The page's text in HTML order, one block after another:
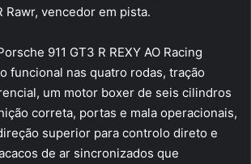
Rawr, vencedor em pista.
911 GT3 R REXY AO Racing
funcional nas quatro rodas, tração
um motor boxer de seis cilindros
correta, portas e mala operacionais,
superior para controlo direto e
de ar sincronizados que